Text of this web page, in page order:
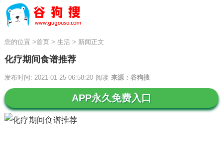
您的位置 >首页> 生活> 新闻正文
化疗期间食谱推荐
发布时间: 2021-01-25 06:58:20 来源：谷狗搜
阅读
APP永久免费入口